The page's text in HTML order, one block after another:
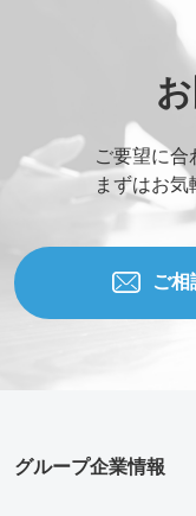
ご要望に合
まずはお気
ご相
グループ企業情報